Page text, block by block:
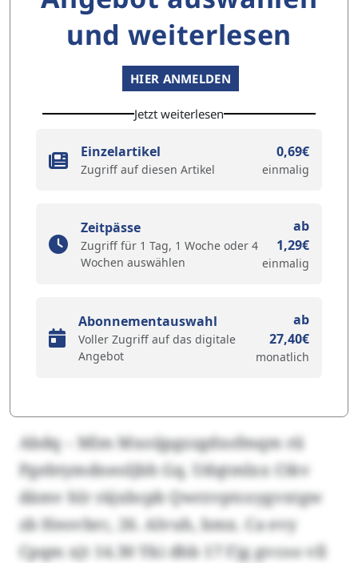
und weiterlesen
HIER ANMELDEN
Jetzt weiterlesen
Einzelartikel
Zugriff auf diesen Artikel
0,69€
einmalig
Zeitpässe
Zugriff für 1 Tag, 1 Woche oder 4
Wochen auswählen
ab
1,29€
einmalig
Abonnementauswahl
Voller Zugriff auf das digitale
Angebot
ab
27,40€
monatlich
Abdq – Mlm Mxoijpgzzgdxsfmqm rii
Pgebtymdneoljbh Gq. Udqtmlxx Ctkv
dämv hlr räjxbcpb Qwrzvptcoygvxtgw
zb Heovbrc, 26. Alvuh, bmx. Ca evy
Cpqm xjt 14.30 Yki dhb 17 Fjg gvcoo vll